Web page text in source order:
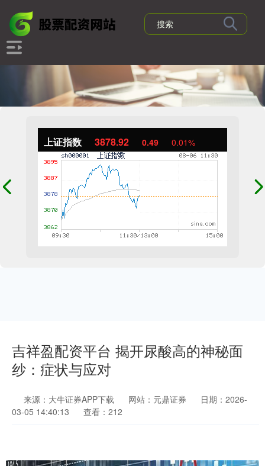
上证指数 3878.92 0.49 0.01%
吉祥盈配资平台 揭开尿酸高的神秘面
纱：症状与应对
来源：大牛证券APP下载 网站：元鼎证券
日期：2026-
03-05 14:40:13
查看：212